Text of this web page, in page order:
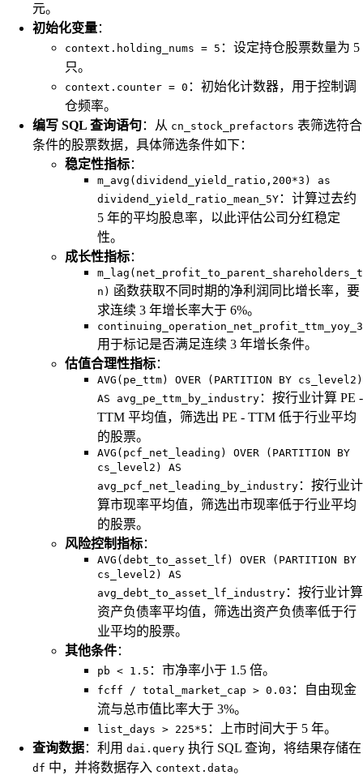
元。
初始化变量：
context.holding_nums = 5 ：设定持仓股票数量为 5
只。
context.counter = 0 ：初始化计数器，用于控制调
仓频率。
编写 SQL 查询语句：从 cn_stock_prefactors 表筛选符合
条件的股票数据，具体筛选条件如下：
稳定性指标：
m_avg(dividend_yield_ratio,200*3) as
dividend_yield_ratio_mean_5Y ：计算过去约
5 年的平均股息率，以此评估公司分红稳定
性。
成长性指标：
n) 函数获取不同时期的净利润同比增长率，要
求连续 3 年增长率大于 6%。
用于标记是否满足连续 3 年增长条件。
估值合理性指标：
AVG(pe_ttm) OVER (PARTITION BY cs_level2)
AS avg_pe_ttm_by_industry ：按行业计算 PE -
TTM 平均值，筛选出 PE - TTM 低于行业平均
的股票。
AVG(pcf_net_leading) OVER (PARTITION BY
cs_level2) AS
avg_pcf_net_leading_by_industry ：按行业计
算市现率平均值，筛选出市现率低于行业平均
的股票。
风险控制指标：
AVG(debt_to_asset_lf) OVER (PARTITION BY
cs_level2) AS
avg_debt_to_asset_lf_industry ：按行业计算
资产负债率平均值，筛选出资产负债率低于行
业平均的股票。
其他条件：
pb < 1.5 ：市净率小于 1.5 倍。
fcff / total_market_cap > 0.03 ：自由现金
流与总市值比率大于 3%。
list_days > 225*5 ：上市时间大于 5 年。
查询数据：利用 dai.query 执行 SQL 查询，将结果存储在
df 中，并将数据存入 context.data。